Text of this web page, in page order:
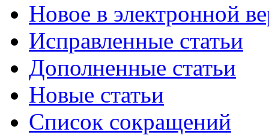
Новое в электронной
Исправленные статьи
Дополненные статьи
Новые статьи
Список сокращений